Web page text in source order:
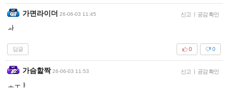
가면라이더 26-06-03 11:45 신고 | 공감 확인
ㅘ
답글 0
0
가슴핥짝 26-06-03 11:53 신고 | 공감 확인
ㅗㅜㅑ